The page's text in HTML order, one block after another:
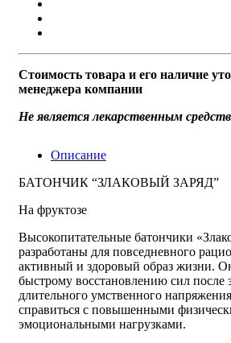
Стоимость товара и его наличие
менеджера компании
Не является лекарственным
Описание
БАТОНЧИК “ЗЛАКОВЫЙ ЗАРЯД”
На фруктозе
Высокопитательные батончики
разработаны для повседневного
активный и здоровый образ жизни.
быстрому восстановлению сил после
длительного умственного
справиться с повышенными
эмоциональными нагрузками.